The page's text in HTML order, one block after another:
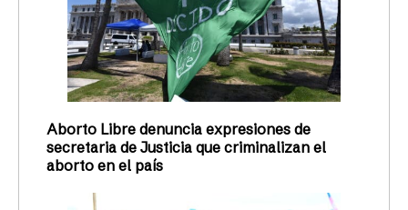
Aborto Libre denuncia expresiones de
secretaria de Justicia que criminalizan el
aborto en el país